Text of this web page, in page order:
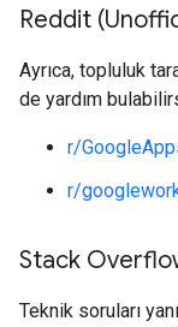
Reddit
Ayrıca, topluluk
de yardım
r/
r/
Stack
Teknik soruları